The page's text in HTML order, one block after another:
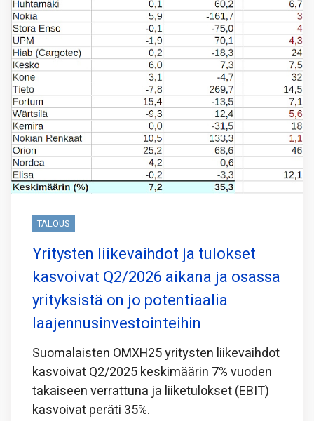
TALOUS
Yritysten liikevaihdot ja tulokset
kasvoivat Q2/2026 aikana ja osassa
yrityksistä on jo potentiaalia
laajennusinvestointeihin
Suomalaisten OMXH25 yritysten liikevaihdot
kasvoivat Q2/2025 keskimäärin 7% vuoden
takaiseen verrattuna ja liiketulokset (EBIT)
kasvoivat peräti 35%.